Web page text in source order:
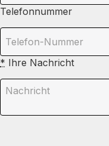
Telefonnummer
* Ihre Nachricht